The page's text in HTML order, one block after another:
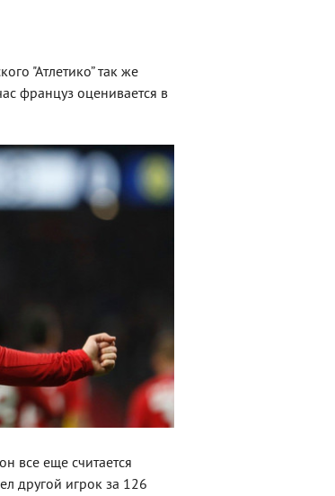
"Атлетико” так же
француз оценивается в
все еще считается
другой игрок за 126